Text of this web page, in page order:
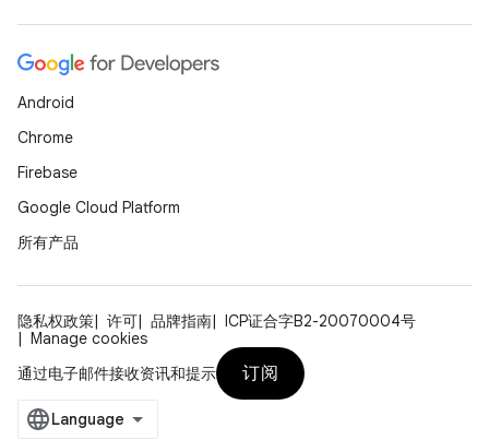
Android
Chrome
Firebase
Google Cloud Platform
所有产品
隐私权政策 许可 品牌指南
ICP证合字B2-20070004号
Manage cookies
通过电子邮件接收资讯和提示
订阅